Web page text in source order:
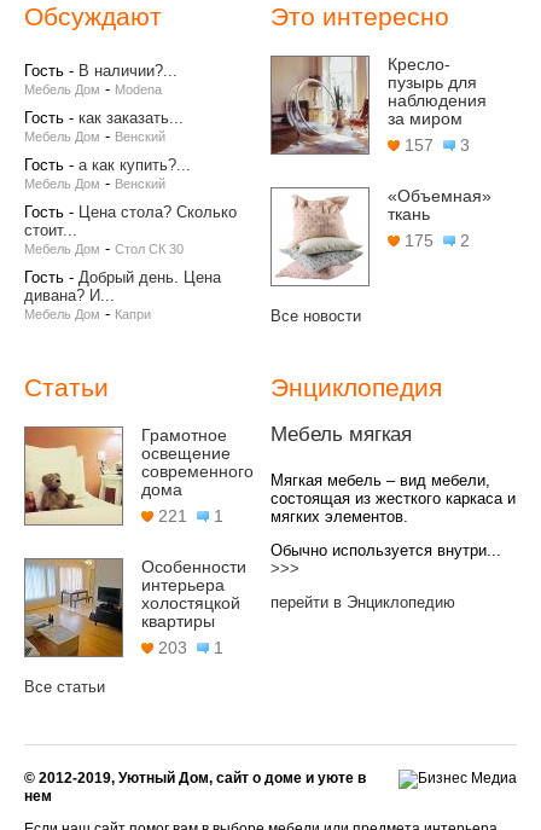
Обсуждают
Гость - В наличии?...
Мебель Дом - Modena
Гость - как заказать...
Мебель Дом - Венский
Гость - а как купить?...
Мебель Дом - Венский
Гость - Цена стола? Сколько
стоит...
Мебель Дом - Стол СК 30
Гость - Добрый день. Цена
дивана? И...
Мебель Дом - Капри
Это интересно
Кресло-
пузырь для
наблюдения
за миром
157
3
«Объемная»
ткань
175
2
Все новости
Статьи
Грамотное
освещение
современного
дома
221
1
Особенности
интерьера
холостяцкой
квартиры
203
1
Все статьи
Энциклопедия
Мебель мягкая
Мягкая мебель – вид мебели,
состоящая из жесткого каркаса и
мягких элементов.
Обычно используется внутри...
>>>
перейти в Энциклопедию
© 2012-2019, Уютный Дом, сайт о доме и уюте в
нем